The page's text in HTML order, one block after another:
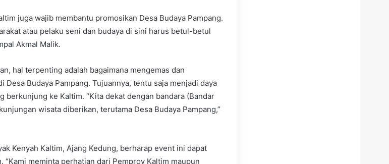
juga wajib membantu promosikan Desa Budaya Pampang.
atau pelaku seni dan budaya di sini harus betul-betul
Akmal Malik.
hal terpenting adalah bagaimana mengemas dan
Desa Budaya Pampang. Tujuannya, tentu saja menjadi daya
berkunjung ke Kaltim. “Kita dekat dengan bandara (Bandar
wisata diberikan, terutama Desa Budaya Pampang,”
Kenyah Kaltim, Ajang Kedung, berharap event ini dapat
“Kami meminta perhatian dari Pemprov Kaltim maupun